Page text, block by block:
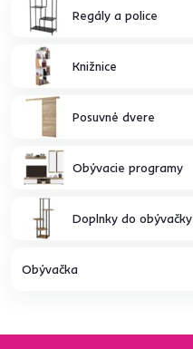
Regály a police
Knižnice
Posuvné dvere
Obývacie programy
Doplnky do obývačky
Obývačka